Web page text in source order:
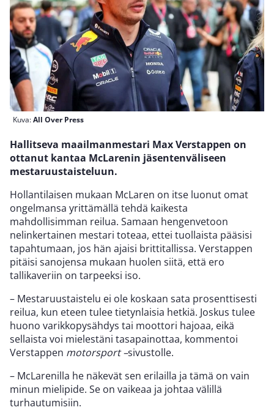
Kuva:All Over Press
Hallitseva maailmanmestari Max Verstappen on
ottanut kantaa McLarenin jäsentenväliseen
mestaruustaisteluun.
Hollantilaisen mukaan McLaren on itse luonut omat
ongelmansa yrittämällä tehdä kaikesta
mahdollisimman reilua. Samaan hengenvetoon
nelinkertainen mestari toteaa, ettei tuollaista pääsisi
tapahtumaan, jos hän ajaisi brittitallissa. Verstappen
pitäisi sanojensa mukaan huolen siitä, että ero
tallikaveriin on tarpeeksi iso.
– Mestaruustaistelu ei ole koskaan sata prosenttisesti
reilua, kun eteen tulee tietynlaisia hetkiä. Joskus tulee
huono varikkopysähdys tai moottori hajoaa, eikä
sellaista voi mielestäni tasapainottaa, kommentoi
Verstappen motorsport –sivustolle.
– McLarenilla he näkevät sen erilailla ja tämä on vain
minun mielipide. Se on vaikeaa ja johtaa välillä
turhautumisiin.